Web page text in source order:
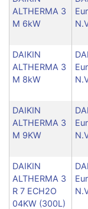
ALTHERMA 3
M 6kW
DAIKIN
ALTHERMA 3
M 8kW
DAIKIN
ALTHERMA 3
M 9KW
DAIKIN
ALTHERMA 3
R 7 ECH2O
04KW (300L)